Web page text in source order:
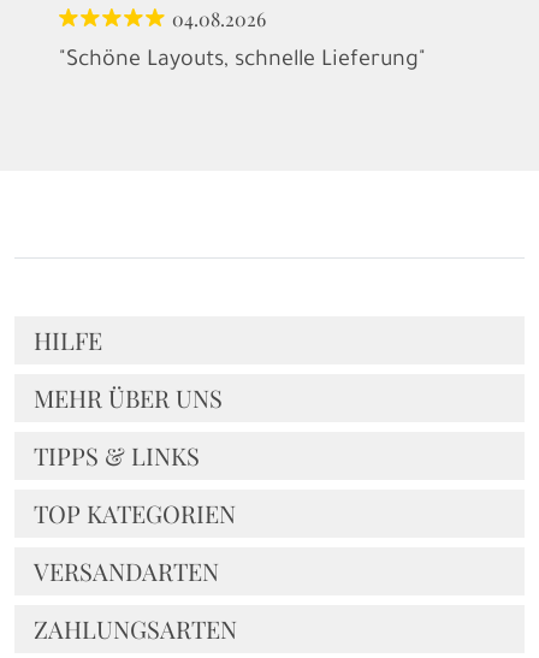
04.08.2026
"Schöne Layouts, schnelle Lieferung"
HILFE
MEHR ÜBER UNS
TIPPS & LINKS
TOP KATEGORIEN
VERSANDARTEN
ZAHLUNGSARTEN